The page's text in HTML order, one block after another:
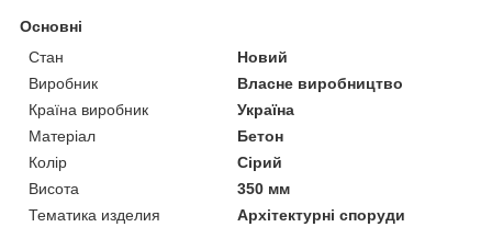
Основні
Стан
Новий
Виробник
Власне виробництво
Країна виробник
Україна
Матеріал
Бетон
Колір
Сірий
Висота
350 мм
Тематика изделия
Архітектурні споруди